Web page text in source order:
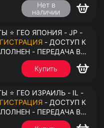
Нет в
наличии
⭐ ГЕО ЯПОНИЯ - JP -
- ДОСТУП К
- ПЕРЕДАЧА В
Купить
⭐ ГЕО ИЗРАИЛЬ - IL -
- ДОСТУП К
- ПЕРЕДАЧА В